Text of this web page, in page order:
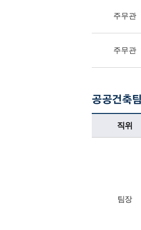
주무관
주무관
공공건축
공공건축팀업무담당자의 정보로 직위, 전화번호, 담당업무를 안내하고 있습니다
직위
팀장